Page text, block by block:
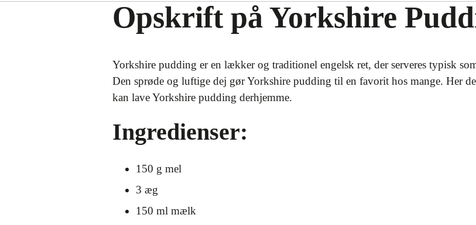
Opskrift på Yorkshire
Yorkshire pudding er en lækker og traditionel engelsk ret, der serveres typisk
Den sprøde og luftige dej gør Yorkshire pudding til en favorit hos mange. Her
kan lave Yorkshire pudding derhjemme.
Ingredienser:
150 g mel
3 æg
150 ml mælk